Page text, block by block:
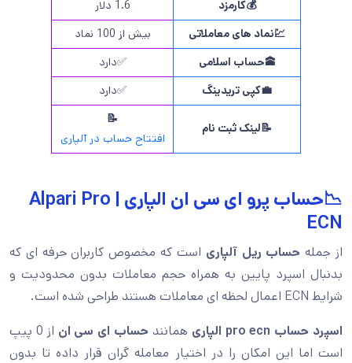
💰کارمزد
1.6 دلار
💹نماد های معاملاتی
بیش از 100 نماد
🕋حساب اسلامی
✅دارد
💼کپی تریدینگ ✅دارد
📝لینک ثبت نام
📝
افتتاح حساب در آلپاری
📉حساب پرو ای سی ان الپاری | Alpari Pro
ECN
از جمله حساب ریل آلپاری است که مخصوص کاربران حرفه ای که
بدنبال اسپرد پایین به همراه حجم معاملات بدون محدودیت و
شرایط ECN اعمال لحظه ای معاملات هستند طراحی شده است.
اسپرد حساب pro ecn الپاری
همانند حساب ای سی ان
از 0 پیپ
است اما این امکان را در اختیار معامله گران قرار داده تا بدون